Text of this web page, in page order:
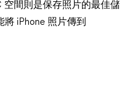
空間則是保存照片的最佳儲
iPhone 照片傳到